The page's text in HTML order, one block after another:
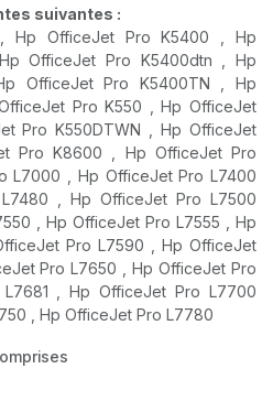
suivantes :
Hp OfficeJet Pro K5400 , Hp
OfficeJet Pro K5400dtn , Hp
OfficeJet Pro K5400TN , Hp
Pro K550 , Hp OfficeJet
Pro K550DTWN , Hp OfficeJet
Pro K8600 , Hp OfficeJet Pro
L7000 , Hp OfficeJet Pro L7400
, Hp OfficeJet Pro L7500
, Hp OfficeJet Pro L7555 , Hp
Pro L7590 , Hp OfficeJet
Pro L7650 , Hp OfficeJet Pro
, Hp OfficeJet Pro L7700
, Hp OfficeJet Pro L7780